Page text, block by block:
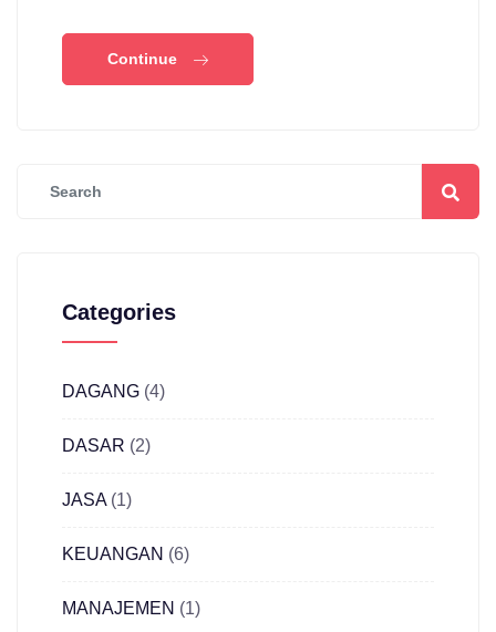
Continue
Categories
DAGANG (4)
DASAR (2)
JASA(1)
KEUANGAN (6)
MANAJEMEN (1)